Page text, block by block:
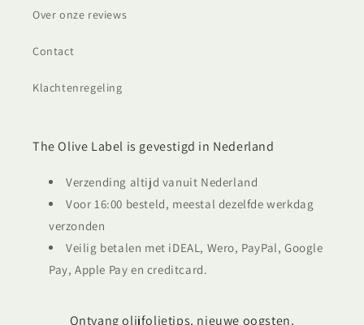
Over onze reviews
Contact
Klachtenregeling
The Olive Label is gevestigd in Nederland
Verzending altijd vanuit Nederland
Voor 16:00 besteld, meestal dezelfde werkdag
verzonden
Veilig betalen met iDEAL, Wero, PayPal, Google
Pay, Apple Pay en creditcard.
Ontvang olijfolietips, nieuwe oogsten,